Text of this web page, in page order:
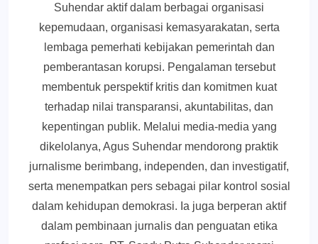
Suhendar aktif dalam berbagai organisasi
kepemudaan, organisasi kemasyarakatan, serta
lembaga pemerhati kebijakan pemerintah dan
pemberantasan korupsi. Pengalaman tersebut
membentuk perspektif kritis dan komitmen kuat
terhadap nilai transparansi, akuntabilitas, dan
kepentingan publik. Melalui media-media yang
dikelolanya, Agus Suhendar mendorong praktik
jurnalisme berimbang, independen, dan investigatif,
serta menempatkan pers sebagai pilar kontrol sosial
dalam kehidupan demokrasi. Ia juga berperan aktif
dalam pembinaan jurnalis dan penguatan etika